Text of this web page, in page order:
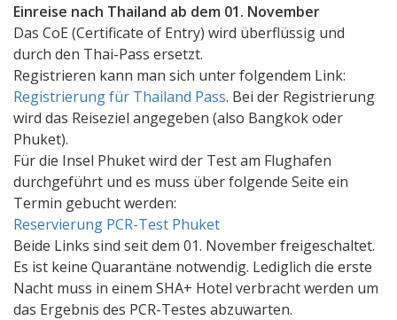
Einreise nach Thailand ab dem 01. November
Das CoE (Certificate of Entry) wird überflüssig und
durch den Thai-Pass ersetzt.
Registrieren kann man sich unter folgendem Link:
Registrierung für Thailand Pass. Bei der Registrierung
wird das Reiseziel angegeben (also Bangkok oder
Phuket).
Für die Insel Phuket wird der Test am Flughafen
durchgeführt und es muss über folgende Seite ein
Termin gebucht werden:
Reservierung PCR-Test Phuket
Beide Links sind seit dem 01. November freigeschaltet.
Es ist keine Quarantäne notwendig. Lediglich die erste
Nacht muss in einem SHA+ Hotel verbracht werden um
das Ergebnis des PCR-Testes abzuwarten.